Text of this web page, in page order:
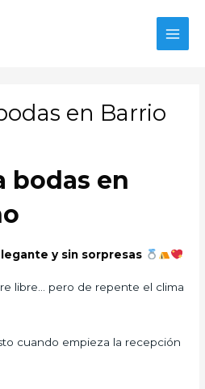
en Barrio
bodas en
y sin sorpresas
libre… pero de repente el clima
cuando empieza la recepción